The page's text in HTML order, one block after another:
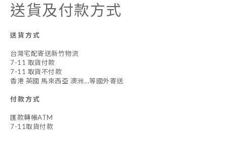
送貨及付款方式
送貨方式
台灣宅配寄送新竹物流
7-11 取貨付款
7-11 取貨不付款
香港 英國 馬來西亞 澳洲...等國外寄送
付款方式
匯款轉帳ATM
7-11取貨付款